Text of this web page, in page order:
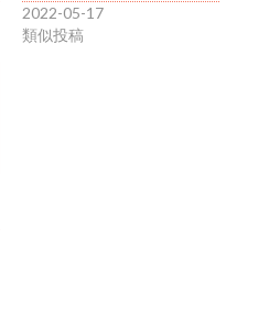
2022-05-17
類似投稿